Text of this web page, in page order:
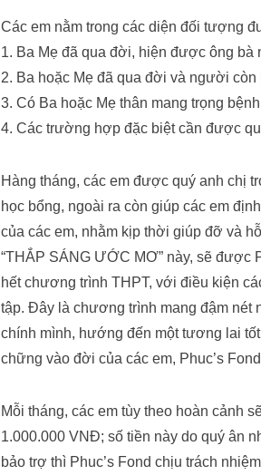
Các em nằm trong các diện đối tượng
1. Ba Mẹ đã qua đời, hiện được ông bà
2. Ba hoặc Mẹ đã qua đời và người còn
3. Có Ba hoặc Mẹ thân mang trọng
4. Các trường hợp đặc biệt cần được
Hàng tháng, các em được quý anh chị
học bổng, ngoài ra còn giúp các em
của các em, nhằm kịp thời giúp đỡ và
“THẮP SÁNG ƯỚC MƠ” này, sẽ được
hết chương trình THPT, với điều kiện
tập. Đây là chương trình mang đậm nét
chính mình, hướng đến một tương lai
chững vào đời của các em, Phuc’s
Mỗi tháng, các em tùy theo hoàn cảnh
1.000.000 VNĐ; số tiền này do quý ân
bảo trợ thì Phuc’s Fond chịu trách